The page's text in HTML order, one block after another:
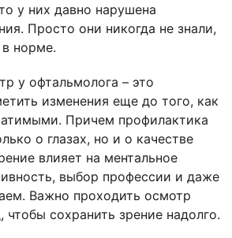
у них давно нарушена
Просто они никогда не знали,
норме.
у офтальмолога – это
изменения еще до того, как
Причем профилактика
о глазах, но и о качестве
влияет на ментальное
выбор профессии и даже
Важно проходить осмотр
чтобы сохранить зрение надолго.